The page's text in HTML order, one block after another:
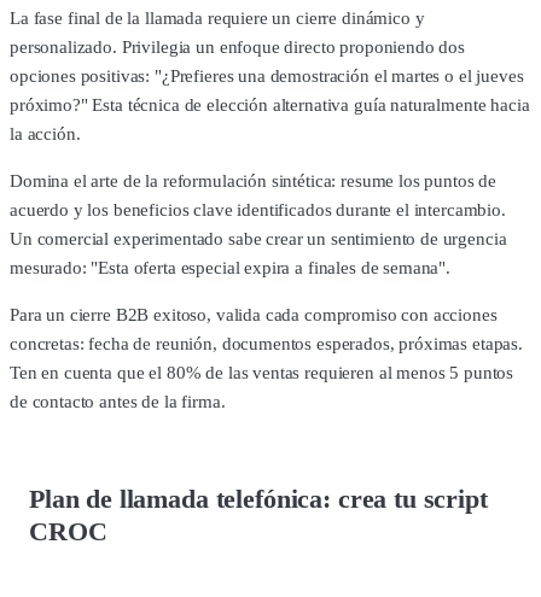
La fase final de la llamada requiere un cierre dinámico y
personalizado. Privilegia un enfoque directo proponiendo dos
opciones positivas: "¿Prefieres una demostración el martes o el jueves
próximo?" Esta técnica de elección alternativa guía naturalmente hacia
la acción.
Domina el arte de la reformulación sintética: resume los puntos de
acuerdo y los beneficios clave identificados durante el intercambio.
Un comercial experimentado sabe crear un sentimiento de urgencia
mesurado: "Esta oferta especial expira a finales de semana".
Para un cierre B2B exitoso, valida cada compromiso con acciones
concretas: fecha de reunión, documentos esperados, próximas etapas.
Ten en cuenta que el 80% de las ventas requieren al menos 5 puntos
de contacto antes de la firma.
Plan de llamada telefónica: crea tu script
CROC